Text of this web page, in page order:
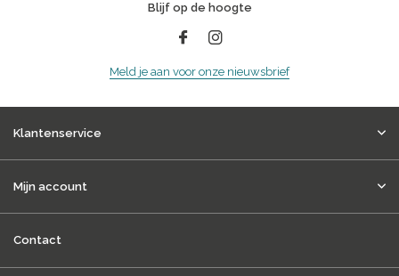
Blijf op de hoogte
Meld je aan voor onze nieuwsbrief
Klantenservice
Mijn account
Contact